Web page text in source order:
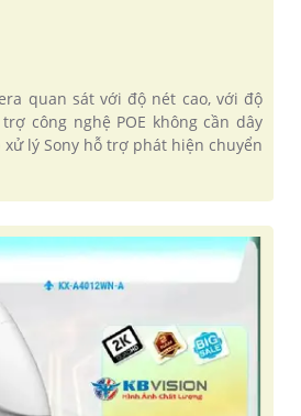
quan sát với độ nét cao, với độ
công nghệ POE không cần dây
lý Sony hỗ trợ phát hiện chuyển